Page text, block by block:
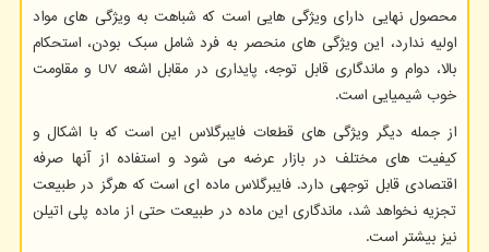
محصول نهایی دارای ویژگی هایی است که شباهت به ویژگی های مواد
اولیه ندارد، این ویژگی های منحصر به فرد شامل سبک بودن، استحکام
بالا، دوام و ماندگاری قابل توجه، پایداری در مقابل اشعه UV و مقاومت
خوب شیمیایی است.
از جمله دیگر ویژگی های قطعات فایبرگلاس این است که با اشکال و
کیفیت های مختلف در بازار عرضه می شود و استفاده از آنها صرفه
اقتصادی قابل توجهی دارد. فایبرگلاس ماده ای است که هرگز در طبیعت
تجزیه نخواهد شد، ماندگاری این ماده در طبیعت حتی از ماده پلی اتیلن
نیز بیشتر است.